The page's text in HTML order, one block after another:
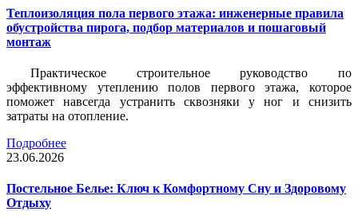
Теплоизоляция пола первого этажа: инженерные правила
обустройства пирога, подбор материалов и пошаговый
монтаж
Практическое строительное руководство по
эффективному утеплению полов первого этажа, которое
поможет навсегда устранить сквозняки у ног и снизить
затраты на отопление.
Подробнее
23.06.2026
Постельное Белье: Ключ к Комфортному Сну и Здоровому
Отдыху